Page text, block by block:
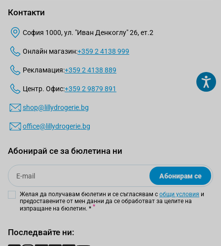
Контакти
София 1000, ул. "Иван Денкоглу" 26, ет.2
Онлайн магазин:+359 2 4138 999
Рекламация:+359 2 4138 889
Центр. Офис:+359 2 9879 891
shop@lillydrogerie.bg
office@lillydrogerie.bg
Абонирай се за бюлетина ни
Email
Абонирам се
Желая да получавам бюлетин и се съгласявам с общи условия и
предоставените от мен данни да се обработват за целите на
изпращане на бюлетин. *
Последвайте ни: